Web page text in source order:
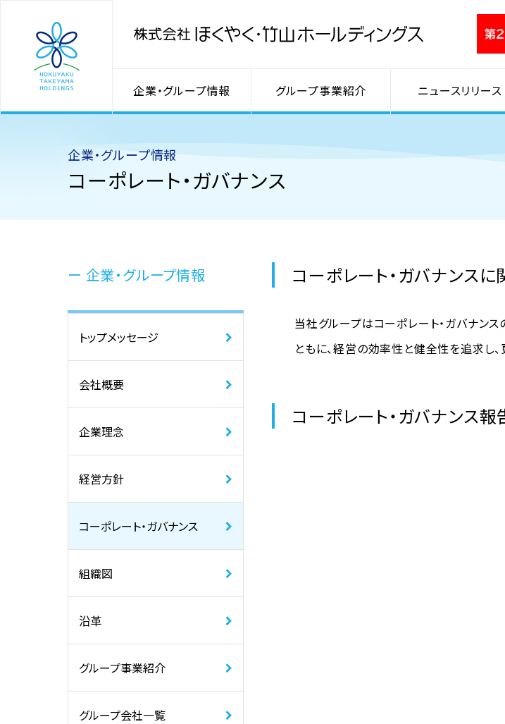
企業・グループ情報 グループ事業紹介 ニュースリリース
企業・グループ情報
コーポレート・ガバナンス
企業・グループ情報
トップメッセージ
会社概要
企業理念
経営方針
コーポレート・ガバナンス
組織図
沿革
グループ事業紹介
グループ会社一覧
コーポレート・ガバナンス
当社グループはコーポレート・ガバナン
ともに、経営の効率性と健全性を追求し
コーポレート・ガバナンス報